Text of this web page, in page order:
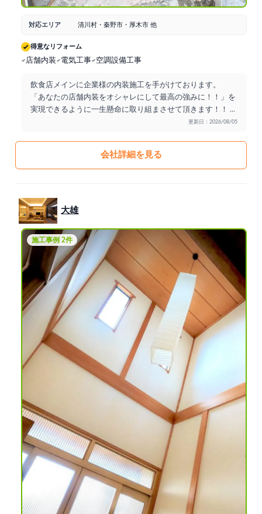
対応エリア 清川村・秦野市・厚木市 他
得意なリフォーム
店舗内装 電気工事 空調設備工事
飲食店メインに企業様の内装施工を手がけております。
「あなたの店舗内装をオシャレにして最高の強みに！！」を
実現できるように一生懸命に取り組まさせて頂きます！！ ...
更新日：2026/08/05
会社詳細を見る
大雄
施工事例 2件